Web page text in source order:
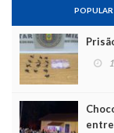
POPULAR